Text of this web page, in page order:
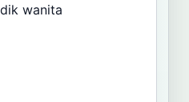
wanita